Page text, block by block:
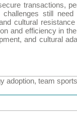
transactions,
still
cultural
and efficiency in
and cultural
adoption, team